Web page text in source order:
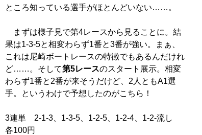
ところ知っている選手がほとんどいない……。
まずは様子見で第4レースから見ることに。結
果は1-3-5と相変わらず1番と3番が強い。まぁ、
これは尼崎ボートレースの特徴でもあるんだけれ
ど……。そして第5レースのスタート展示。相変
わらず1番と2番が来そうだけど、2人ともA1選
手。というわけで予想したのがこちら！
3連単 2-1-3、1-3-5、1-2-5、1-2-4、1-2-流し
各100円